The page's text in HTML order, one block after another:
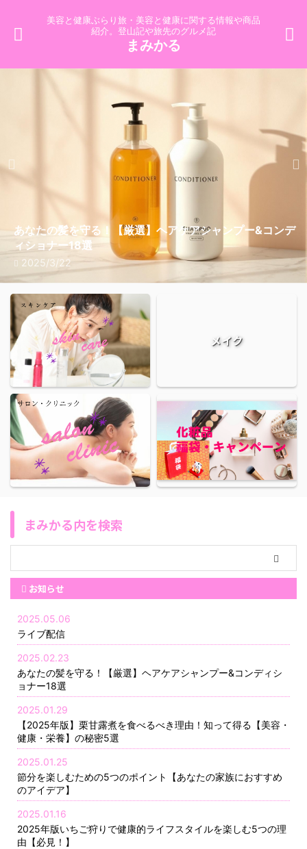
美容と健康ぶらり旅・美容と健康に関する情報や商品
紹介。登山記や旅先のグルメ記
まみかる
ライブ配信
2025/5/6
あなたの髪を守る！【厳選】ヘアケアシャンプー&コンデ
ィショナー18選
2025/3/22
【2025年版】栗甘露煮を食べるべき理由！知って得る
【美容・健康・栄養】の秘密5選
2026/1/4
節分を楽しむための5つのポイント【あなたの家族におす
すめのアイデア】
2025/1/25
2025年版いちご狩りで健康的ライフスタイルを楽しむ5
つの理由【必見！】
2025/1/16
チョコレートで美しく！美容と健康を手に入れるための秘
訣【2025年版】
2025/1/12
【2025年版】今すぐ知っておきたい！いちごがもたらす
健康効果【必見】
2025/1/12
【2025年版】ネックレスの魅力を徹底解剖！を知ればあ
なたも虜に！
2025/1/22
3つのアイテムで叶える美肌への近道！【ミムラ
(MIMURA)hitogataスキンケアセット】
2025/1/3
MENARD ILLUNEIGE商品ラインナップ【徹底ガイド】選
ぶべきアイテムはこれだ！
2025/1/3
メイク
まみかる内を検索
お知らせ
2025.05.06
ライブ配信
2025.02.23
あなたの髪を守る！【厳選】ヘアケアシャンプー&コンディシ
ョナー18選
2025.01.29
【2025年版】栗甘露煮を食べるべき理由！知って得る【美容・
健康・栄養】の秘密5選
2025.01.25
節分を楽しむための5つのポイント【あなたの家族におすすめ
のアイデア】
2025.01.16
2025年版いちご狩りで健康的ライフスタイルを楽しむ5つの理
由【必見！】